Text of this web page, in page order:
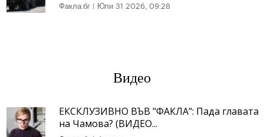
Факла.бг | Юли 31 2026, 09:28
Видео
ЕКСКЛУЗИВНО ВЪВ "ФАКЛА": Пада главата
на Чамова? (ВИДЕО...